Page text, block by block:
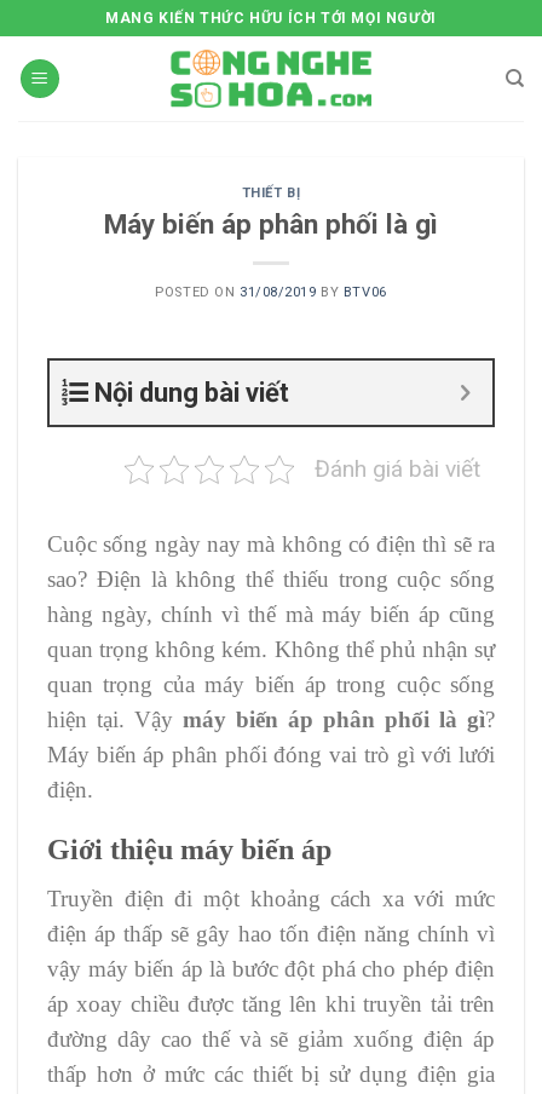
to
content
MANG KIẾN THỨC HỮU ÍCH TỚI MỌI NGƯỜI
THIẾT BỊ
Máy biến áp phân phối là gì
POSTED ON 31/08/2019 BY BTV06
Nội dung bài viết
Đánh giá bài viết
Cuộc sống ngày nay mà không có điện thì sẽ ra
sao? Điện là không thể thiếu trong cuộc sống
hàng ngày, chính vì thế mà máy biến áp cũng
quan trọng không kém. Không thể phủ nhận sự
quan trọng của máy biến áp trong cuộc sống
hiện tại. Vậy máy biến áp phân phối là gì?
Máy biến áp phân phối đóng vai trò gì với lưới
điện.
Giới thiệu máy biến áp
Truyền điện đi một khoảng cách xa với mức
điện áp thấp sẽ gây hao tốn điện năng chính vì
vậy máy biến áp là bước đột phá cho phép điện
áp xoay chiều được tăng lên khi truyền tải trên
đường dây cao thế và sẽ giảm xuống điện áp
thấp hơn ở mức các thiết bị sử dụng điện gia